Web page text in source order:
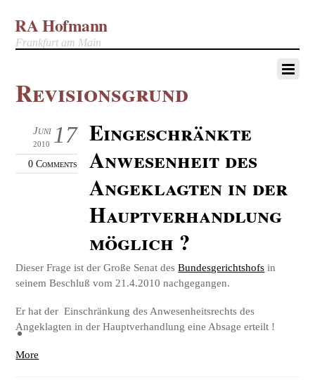
RA Hofmann
Frankfurt am Main
Revisionsgrund
17
Juni
2010
0 Comments
Eingeschränkte
Anwesenheit des
Angeklagten in der
Hauptverhandlung
möglich ?
Dieser Frage ist der Große Senat desBundesgerichtshofs in
seinem Beschluß vom 21.4.2010 nachgegangen.
Er hat der Einschränkung des Anwesenheitsrechts des
Angeklagten in der Hauptverhandlung eine Absage erteilt !
More